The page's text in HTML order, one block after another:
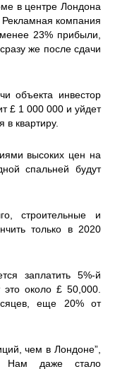
в центре Лондона
компания
23% прибыли,
же после сдачи
объекта инвестор
£ 1 000 000 и уйдет
квартиру.
высоких цен на
спальней будут
строительные и
только в 2020
заплатить 5%-й
это около £ 50,000.
еще 20% от
чем в Лондоне”,
Нам даже стало